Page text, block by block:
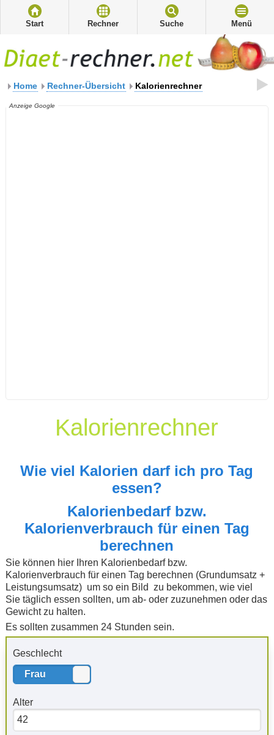
Start Rechner Suche Menü
Home Rechner-Übersicht Kalorienrechner
Anzeige Google
Kalorienrechner
Wie viel Kalorien darf ich pro Tag
essen?
Kalorienbedarf bzw.
Kalorienverbrauch für einen Tag
berechnen
Sie können hier Ihren Kalorienbedarf bzw.
Kalorienverbrauch für einen Tag berechnen (Grundumsatz +
Leistungsumsatz) um so ein Bild zu bekommen, wie viel
Sie täglich essen sollten, um ab- oder zuzunehmen oder das
Gewicht zu halten.
Es sollten zusammen 24 Stunden sein.
Geschlecht
Frau
Alter